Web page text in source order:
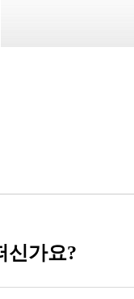
신가요?